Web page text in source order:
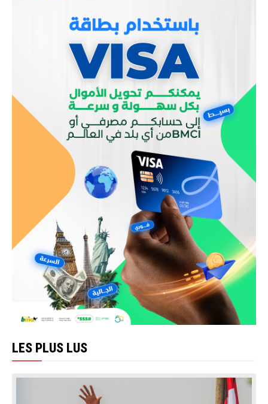
LES PLUS LUS